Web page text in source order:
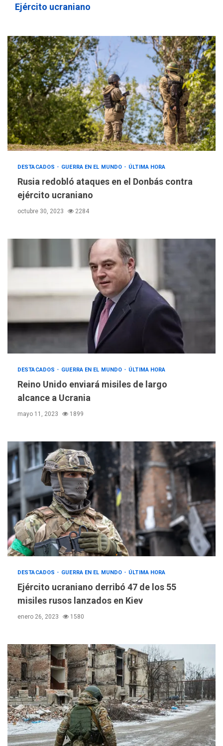
Ejército ucraniano
DESTACADOS GUERRA EN EL MUNDO ÚLTIMA HORA
Rusia redobló ataques en el Donbás contra
ejército ucraniano
octubre 30, 2023 2284
DESTACADOS GUERRA EN EL MUNDO ÚLTIMA HORA
Reino Unido enviará misiles de largo
alcance a Ucrania
mayo 11, 2023 1899
DESTACADOS GUERRA EN EL MUNDO ÚLTIMA HORA
Ejército ucraniano derribó 47 de los 55
misiles rusos lanzados en Kiev
enero 26, 2023 1580